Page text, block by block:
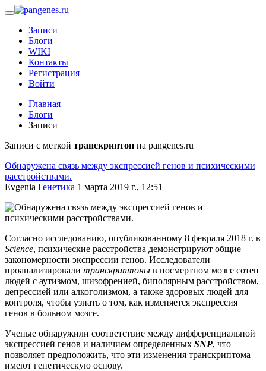
Записи
Блоги
WIKI
Контакты
Регистрация
Войти
Главная
Блоги
Записи
Записи с меткой транскриптон на pangenes.ru
Обнаружена связь между экспрессией генов и психическими
расстройствами.
Evgenia Генетика 1 марта 2019 г., 12:51
Согласно исследованию, опубликованному 8 февраля 2018 г. в
Science, психические расстройства демонстрируют общие
закономерности экспрессии генов. Исследователи
проанализировали транскриптоны в посмертном мозге сотен
людей с аутизмом, шизофренией, биполярным расстройством,
депрессией или алкоголизмом, а также здоровых людей для
контроля, чтобы узнать о том, как изменяется экспрессия
генов в больном мозге.
Ученые обнаружили соответствие между дифференциальной
экспрессией генов и наличием определенных SNP, что
позволяет предположить, что эти изменения транскриптома
имеют генетическую основу.